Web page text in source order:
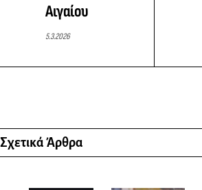
Αιγαίου
5.3.2026
Σχετικά Άρθρα